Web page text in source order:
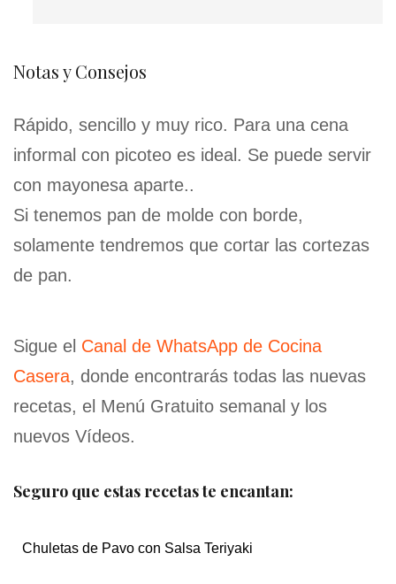
Notas y Consejos
Rápido, sencillo y muy rico. Para una cena
informal con picoteo es ideal. Se puede servir
con mayonesa aparte..
Si tenemos pan de molde con borde,
solamente tendremos que cortar las cortezas
de pan.
Sigue el Canal de WhatsApp de Cocina
Casera, donde encontrarás todas las nuevas
recetas, el Menú Gratuito semanal y los
nuevos Vídeos.
Seguro que estas recetas te encantan:
Chuletas de Pavo con Salsa Teriyaki